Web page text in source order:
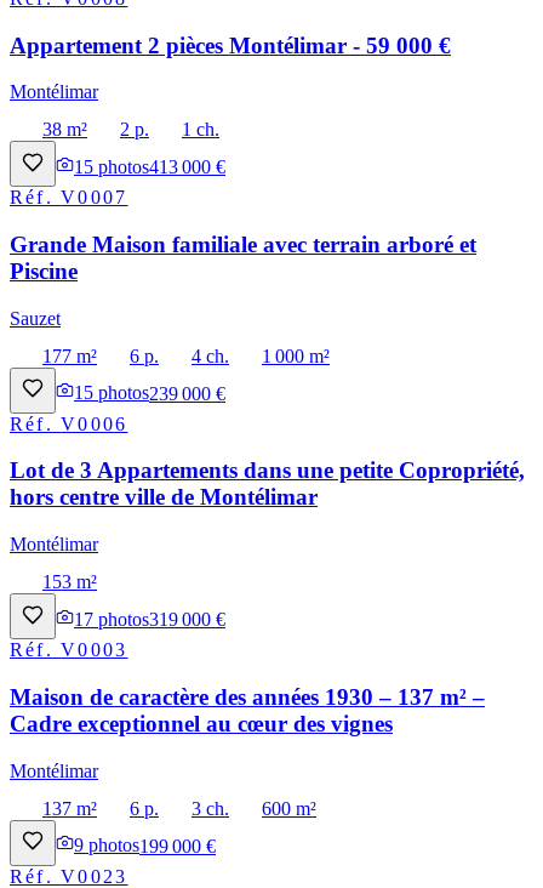
Appartement 2 pièces Montélimar - 59 000 €
Montélimar
38 m²
2 p.
1 ch.
15 photos413 000 €
Réf.V0007
Grande Maison familiale avec terrain arboré et
Piscine
Sauzet
177 m²
6 p. 4 ch.
1 000 m²
15 photos239 000 €
Réf.V0006
Lot de 3 Appartements dans une petite Copropriété,
hors centre ville de Montélimar
Montélimar
153 m²
17 photos319 000 €
Réf.V0003
Maison de caractère des années 1930 – 137 m² –
Cadre exceptionnel au cœur des vignes
Montélimar
137 m²
6 p. 3 ch.
600 m²
9 photos199 000 €
Réf.V0023